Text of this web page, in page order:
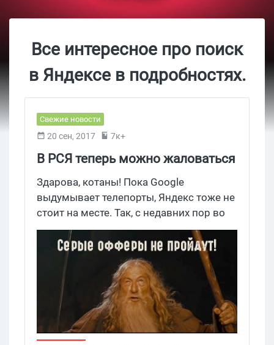
Все интересное про поиск
в Яндексе в подробностях.
Свежие новости
20 сен, 2017 7к+
В РСЯ теперь можно жаловаться
на рекламу
Здарова, котаны! Пока Google
выдумывает телепорты, Яндекс тоже не
стоит на месте. Так, с недавних пор во
всех блоках Яндекс.Директа доступна
опция «Пожаловаться» на рекламу. Эта
кнопка появляется, если навести курсор
на объявление, и её присутствие
несколько затрудняет процесс
привычной работы арбитражника.